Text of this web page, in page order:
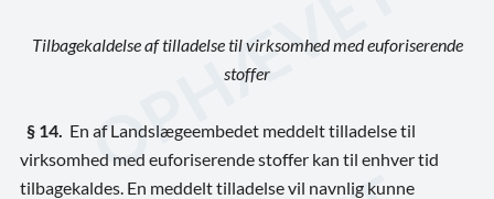
Tilbagekaldelse af tilladelse til virksomhed med euforiserende
stoffer
§ 14. En af Landslægeembedet meddelt tilladelse til
virksomhed med euforiserende stoffer kan til enhver tid
tilbagekaldes. En meddelt tilladelse vil navnlig kunne